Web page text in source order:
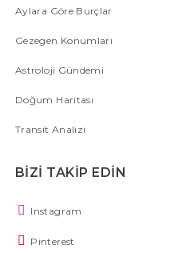
Aylara Göre Burçlar
Gezegen Konumları
Astroloji Gündemi
Doğum Haritası
Transit Analizi
BİZİ TAKİP EDİN
Instagram
Pinterest